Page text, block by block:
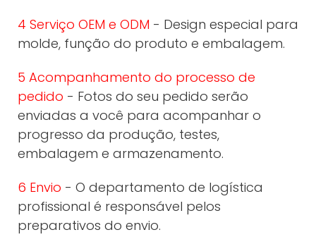
4 Serviço OEM e ODM - Design especial para
molde, função do produto e embalagem.
5 Acompanhamento do processo de
pedido - Fotos do seu pedido serão
enviadas a você para acompanhar o
progresso da produção, testes,
embalagem e armazenamento.
6 Envio - O departamento de logística
profissional é responsável pelos
preparativos do envio.